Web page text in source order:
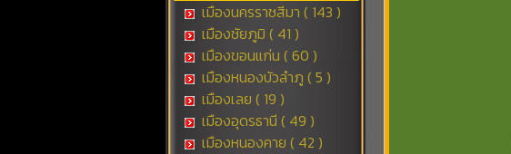
เมืองนครราชสีมา ( 143 )
เมืองชัยภูมิ ( 41 )
เมืองขอนแก่น ( 60 )
เมืองหนองบัวลำภู ( 5 )
เมืองเลย ( 19 )
เมืองอุดรธานี ( 49 )
เมืองหนองคาย ( 42 )